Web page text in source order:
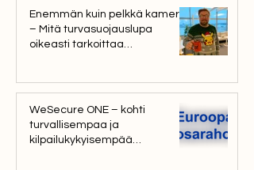
Enemmän kuin pelkkä kamera
– Mitä turvasuojauslupa
oikeasti tarkoittaa
WeSecure ONE – kohti
turvallisempaa ja
kilpailukykyisempää